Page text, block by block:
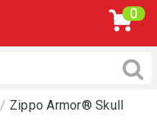
0
/ Zippo Armor® Skull